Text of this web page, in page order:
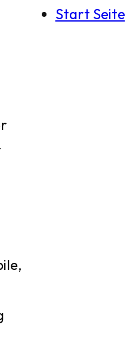
Start Seite